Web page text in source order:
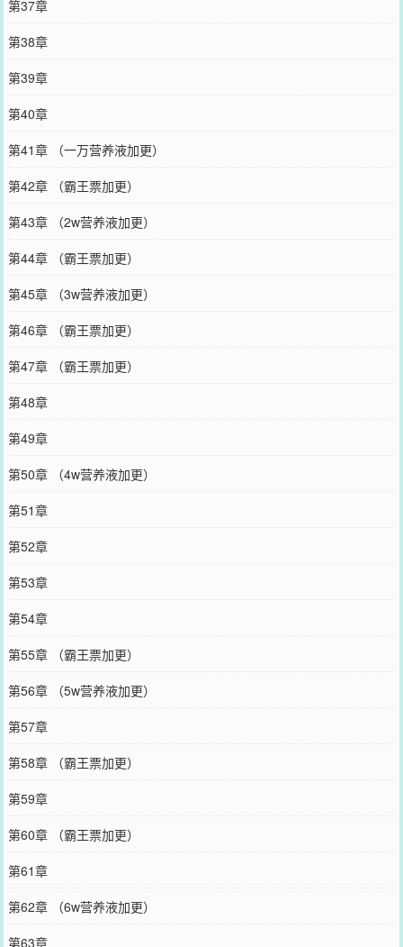
第37章
第38章
第39章
第40章
第41章 （一万营养液加更）
第42章 （霸王票加更）
第43章 （2w营养液加更）
第44章 （霸王票加更）
第45章 （3w营养液加更）
第46章 （霸王票加更）
第47章 （霸王票加更）
第48章
第49章
第50章 （4w营养液加更）
第51章
第52章
第53章
第54章
第55章 （霸王票加更）
第56章 （5w营养液加更）
第57章
第58章 （霸王票加更）
第59章
第60章 （霸王票加更）
第61章
第62章 （6w营养液加更）
第63章